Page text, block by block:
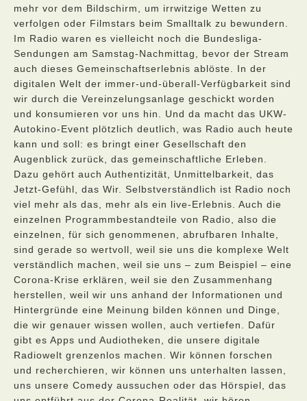
mehr vor dem Bildschirm, um irrwitzige Wetten zu
verfolgen oder Filmstars beim Smalltalk zu bewundern.
Im Radio waren es vielleicht noch die Bundesliga-
Sendungen am Samstag-Nachmittag, bevor der Stream
auch dieses Gemeinschaftserlebnis ablöste. In der
digitalen Welt der immer-und-überall-Verfügbarkeit sind
wir durch die Vereinzelungsanlage geschickt worden
und konsumieren vor uns hin. Und da macht das UKW-
Autokino-Event plötzlich deutlich, was Radio auch heute
kann und soll: es bringt einer Gesellschaft den
Augenblick zurück, das gemeinschaftliche Erleben.
Dazu gehört auch Authentizität, Unmittelbarkeit, das
Jetzt-Gefühl, das Wir. Selbstverständlich ist Radio noch
viel mehr als das, mehr als ein live-Erlebnis. Auch die
einzelnen Programmbestandteile von Radio, also die
einzelnen, für sich genommenen, abrufbaren Inhalte,
sind gerade so wertvoll, weil sie uns die komplexe Welt
verständlich machen, weil sie uns – zum Beispiel – eine
Corona-Krise erklären, weil sie den Zusammenhang
herstellen, weil wir uns anhand der Informationen und
Hintergründe eine Meinung bilden können und Dinge,
die wir genauer wissen wollen, auch vertiefen. Dafür
gibt es Apps und Audiotheken, die unsere digitale
Radiowelt grenzenlos machen. Wir können forschen
und recherchieren, wir können uns unterhalten lassen,
uns unsere Comedy aussuchen oder das Hörspiel, das